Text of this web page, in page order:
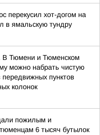
перекусил хот-догом на
в ямальскую тундру
В Тюмени и Тюменском
можно набрать чистую
пунктов
колонок
пожилым и
6 тысяч бутылок